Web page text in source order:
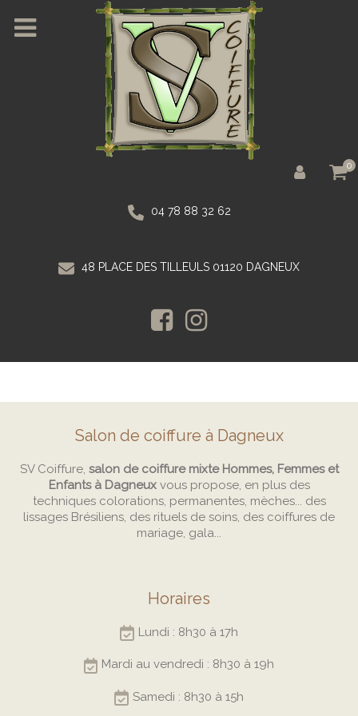
0
04 78 88 32 62
48 PLACE DES TILLEULS 01120 DAGNEUX
Salon de coiffure à Dagneux
SV Coiffure, salon de coiffure mixte Hommes, Femmes et
Enfants à Dagneuxvous propose, en plus des
techniques colorations, permanentes, mèches... des
lissages Brésiliens, des rituels de soins, des coiffures de
mariage, gala...
Horaires
Lundi : 8h30 à 17h
Mardi au vendredi : 8h30 à 19h
Samedi : 8h30 à 15h